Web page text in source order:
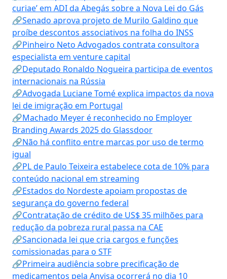
curiae’ em ADI da Abegás sobre a Nova Lei do Gás
🔗Senado aprova projeto de Murilo Galdino que
proíbe descontos associativos na folha do INSS
🔗Pinheiro Neto Advogados contrata consultora
especialista em venture capital
🔗Deputado Ronaldo Nogueira participa de eventos
internacionais na Rússia
🔗Advogada Luciane Tomé explica impactos da nova
lei de imigração em Portugal
🔗Machado Meyer é reconhecido no Employer
Branding Awards 2025 do Glassdoor
🔗Não há conflito entre marcas por uso de termo
igual
🔗PL de Paulo Teixeira estabelece cota de 10% para
conteúdo nacional em streaming
🔗Estados do Nordeste apoiam propostas de
segurança do governo federal
🔗Contratação de crédito de US$ 35 milhões para
redução da pobreza rural passa na CAE
🔗Sancionada lei que cria cargos e funções
comissionadas para o STF
🔗Primeira audiência sobre precificação de
medicamentos pela Anvisa ocorrerá no dia 10